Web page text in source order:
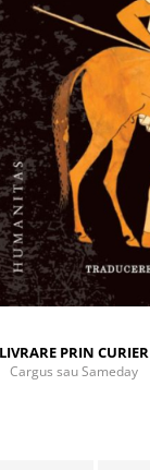
LIVRARE PRIN CURIER
Cargus sau Sameday